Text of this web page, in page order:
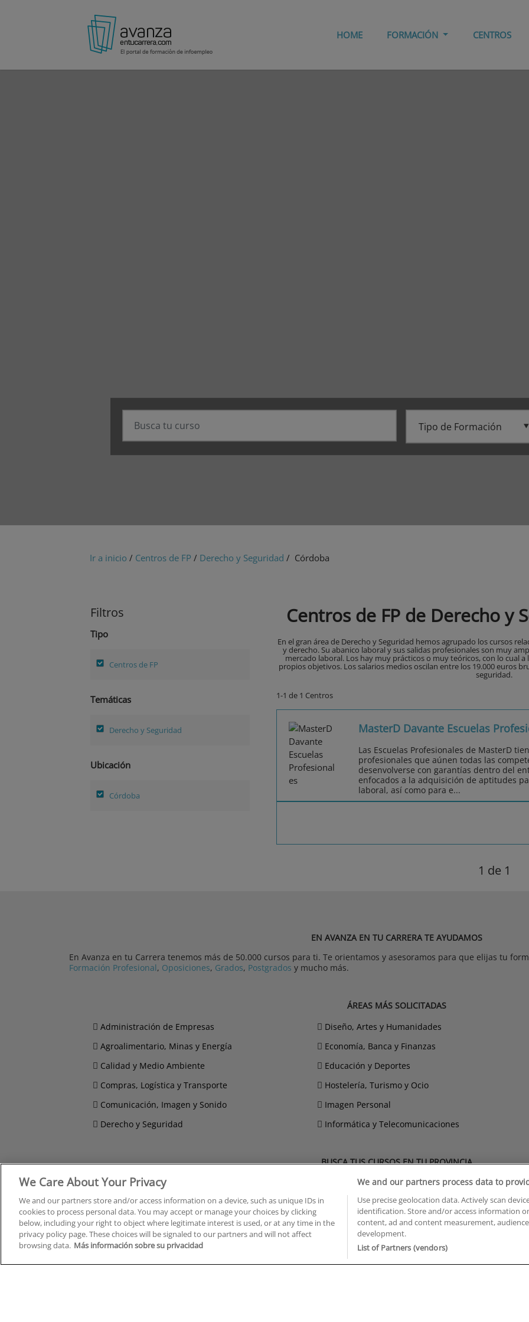
HOME FORMACIÓN CENTROS
Ir a inicio / Centros de FP / Derecho y Seguridad / Córdoba
Filtros
Tipo
Centros de FP
Temáticas
Derecho y Seguridad
Ubicación
Córdoba
Centros de FP de Derecho y
En el gran área de Derecho y Seguridad hemos agrupado los cursos
y derecho. Su abanico laboral y sus salidas profesionales son muy
mercado laboral. Los hay muy prácticos o muy teóricos, con lo cual
propios objetivos. Los salarios medios oscilan entre los 19.000 euros
seguridad.
1-1 de 1 Centros
MasterD Davante Escuelas
Las Escuelas Profesionales de MasterD
profesionales que aúnen todas las
desenvolverse con garantías dentro del
enfocados a la adquisición de aptitudes
laboral, así como para e...
1 de 1
EN AVANZA EN TU CARRERA TE AYUDAMOS
En Avanza en tu Carrera tenemos más de 50.000 cursos para ti. Te orientamos y asesoramos para que elijas tu
Formación Profesional, Oposiciones, Grados, Postgrados y mucho más.
ÁREAS MÁS SOLICITADAS
Administración de Empresas
Agroalimentario, Minas y Energía
Calidad y Medio Ambiente
Compras, Logística y Transporte
Comunicación, Imagen y Sonido
Derecho y Seguridad
Diseño, Artes y Humanidades
Economía, Banca y Finanzas
Educación y Deportes
Hostelería, Turismo y Ocio
Imagen Personal
Informática y Telecomunicaciones
BUSCA TUS CURSOS EN TU PROVINCIA
Cursos en A Coruña
Cursos en Albacete
Cursos en Alicante
Cursos en Almería
Cursos en Araba/Álava
Cursos en Asturias
Cursos en Ciudad Real
Cursos en Cáceres
Cursos en Cádiz
Cursos en Córdoba
Cursos en La Rioja
Cursos en Las Palmas
Cursos en León
Cursos en Lleida
Cursos en Madrid
Cursos en Murcia
We Care About Your Privacy
We and our partners store and/or access information on a device, such as unique IDs in
cookies to process personal data. You may accept or manage your choices by clicking
below, including your right to object where legitimate interest is used, or at any time in the
privacy policy page. These choices will be signaled to our partners and will not affect
browsing data. Más información sobre su privacidad
We and our partners process data to
Use precise geolocation data. Actively scan
identification. Store and/or access information
content, ad and content measurement,
development.
List of Partners (vendors)